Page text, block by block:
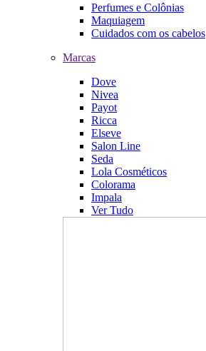
Perfumes e Colônias
Maquiagem
Cuidados com os cabelos
Marcas
Dove
Nivea
Payot
Ricca
Elseve
Salon Line
Seda
Lola Cosméticos
Colorama
Impala
Ver Tudo